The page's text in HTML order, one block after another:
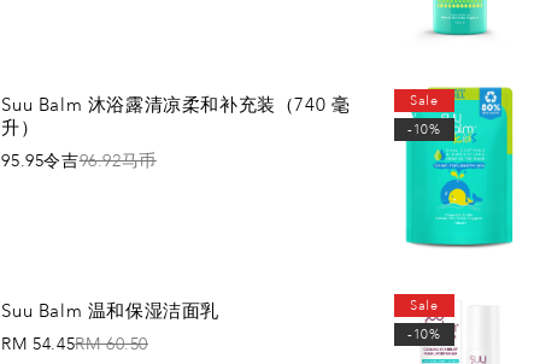
Suu Balm 沐浴露清凉柔和补充装（740 毫
升）
95.95令吉96.92马币
Sale
-10%
Suu Balm 温和保湿洁面乳
RM 54.45RM 60.50
Sale
-10%